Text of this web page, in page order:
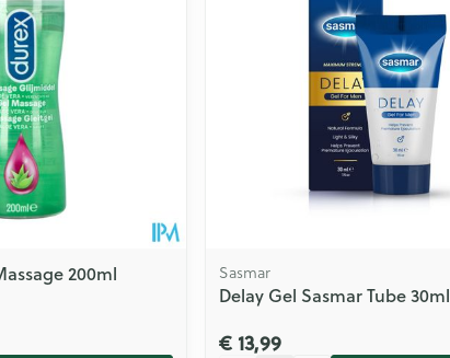
200ml Sasmar
Delay Gel Sasmar Tube 30ml
€ 13,99